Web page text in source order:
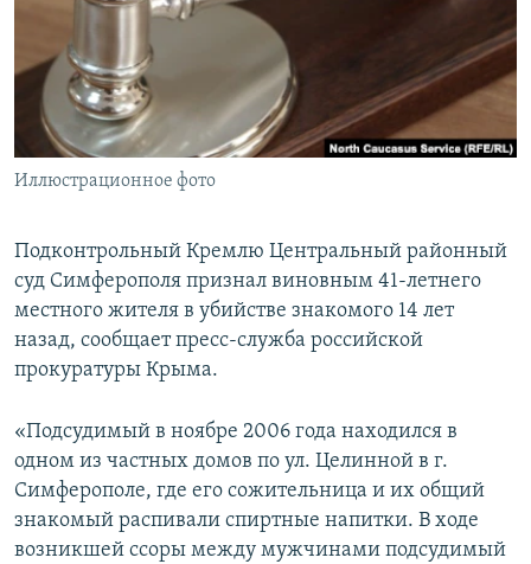
ПОБЕДИТЕЛЕЙ НЕ СУДЯТ?
КРЫМ.НЕПОКОРЕННЫЙ
ELIFBE
УКРАИНСКАЯ ПРОБЛЕМА КРЫМА
ПРИСОЕДИНЯЙТЕСЬ!
Все сайты RFE/RL
Иллюстрационное фото
Подконтрольный Кремлю Центральный районный
суд Симферополя признал виновным 41-летнего
местного жителя в убийстве знакомого 14 лет
назад, сообщает пресс-служба российской
прокуратуры Крыма.
«Подсудимый в ноябре 2006 года находился в
одном из частных домов по ул. Целинной в г.
Симферополе, где его сожительница и их общий
знакомый распивали спиртные напитки. В ходе
возникшей ссоры между мужчинами подсудимый